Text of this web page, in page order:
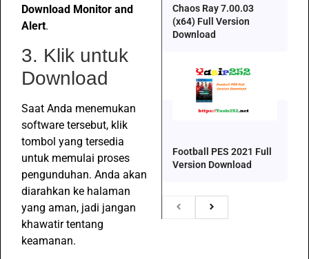
Download Monitor and
Alert.
3. Klik untuk
Download
Saat Anda menemukan
software tersebut, klik
tombol yang tersedia
untuk memulai proses
pengunduhan. Anda akan
diarahkan ke halaman
yang aman, jadi jangan
khawatir tentang
keamanan.
Chaos Ray 7.00.03
(x64) Full Version
Download
Football PES 2021 Full
Version Download